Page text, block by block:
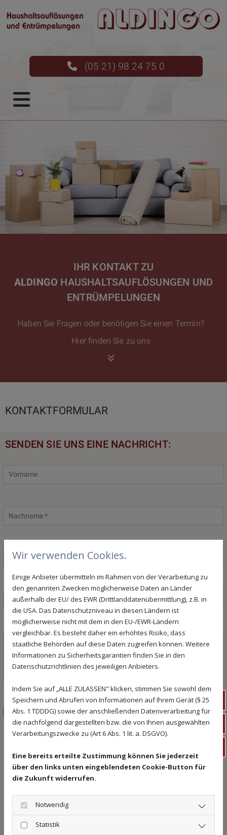
(05 21) 98 24 75 0
IHR KONTAKT ZU
ALDINGO HAUSHALTSAUFLÖSUNGEN UND
ENTRÜMPELUNGEN
Haben Sie Fragen oder benötigen Sie einen Termin?
Hier finden Sie zu uns
KONTAKTFORMULAR
SENDEN SIE UNS EINE NACHRICHT:
Ich habe die Datenschutzerklärung zur Kenntnis
genommen und stimme der Verarbeitung meiner
Daten zu. *
* Pflichtangabe
Wir verwenden Cookies.
Einige Anbieter übermitteln im Rahmen von der Verarbeitung zu
den genannten Zwecken möglicherweise Daten an Länder
außerhalb der EU/ des EWR (Drittlanddatenübermittlung), z.B. in
die USA. Das Datenschutzniveau in diesen Ländern ist
möglicherweise nicht mit dem in den EU-/EWR-Ländern
vergleichbar. Es besteht daher ein erhöhtes Risiko, dass
staatliche Behörden auf diese Daten zugreifen können. Weitere
Informationen zu Sicherheitsgarantien finden Sie in den
Datenschutzrichtlinien des jeweiligen Anbieters.
Indem Sie auf „ALLE ZULASSEN" klicken, stimmen Sie sowohl dem
Speichern und Abrufen von Informationen auf Ihrem Gerät (§ 25
Abs. 1 TDDDG) sowie der anschließenden Datenverarbeitung für
die nachfolgend dargestellten bzw. die von Ihnen ausgewählten
Verarbeitungszwecke zu (Art 6 Abs. 1 lit. a. DSGVO).
Eine bereits erteilte Zustimmung können Sie jederzeit
über den links unten eingeblendeten Cookie-Button für
die Zukunft widerrufen.
Notwendig
Statistik